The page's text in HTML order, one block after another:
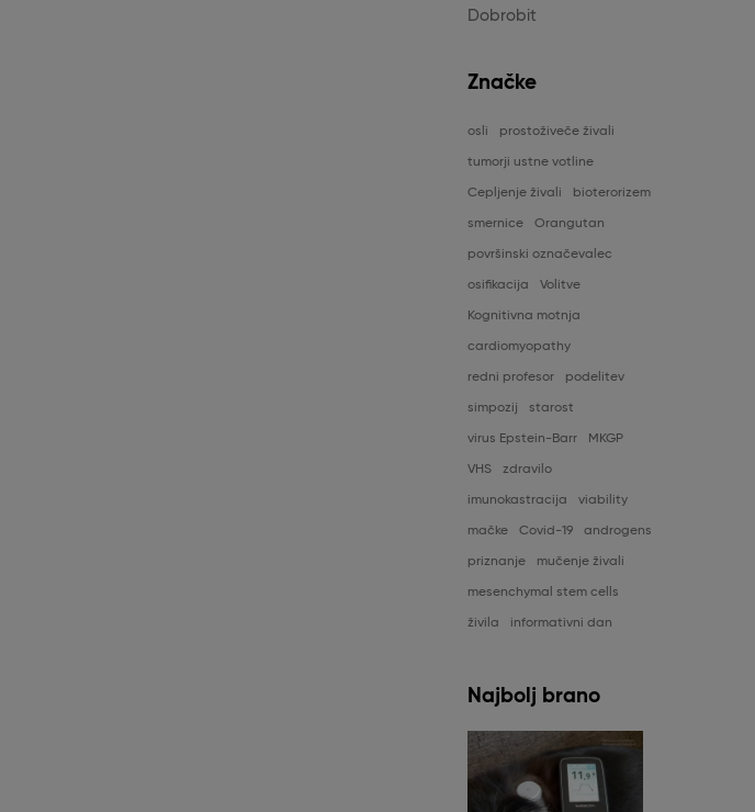
Dobrobit
Značke
osli prostoživeče živali
tumorji ustne votline
Cepljenje živali bioterorizem
smernice Orangutan
površinski označevalec
osifikacija Volitve
Kognitivna motnja
cardiomyopathy
redni profesor podelitev
simpozij starost
virus Epstein-Barr MKGP
VHS zdravilo
imunokastracija viability
mačke Covid-19 androgens
priznanje mučenje živali
mesenchymal stem cells
živila informativni dan
Najbolj brano